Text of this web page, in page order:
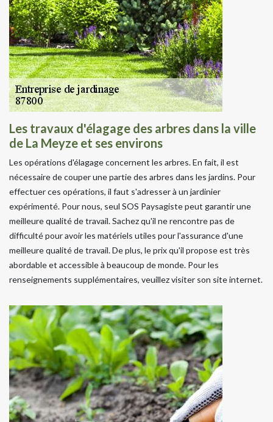
Les travaux d'élagage des arbres dans la ville
de La Meyze et ses environs
Les opérations d'élagage concernent les arbres. En fait, il est
nécessaire de couper une partie des arbres dans les jardins. Pour
effectuer ces opérations, il faut s'adresser à un jardinier
expérimenté. Pour nous, seul SOS Paysagiste peut garantir une
meilleure qualité de travail. Sachez qu'il ne rencontre pas de
difficulté pour avoir les matériels utiles pour l'assurance d'une
meilleure qualité de travail. De plus, le prix qu'il propose est très
abordable et accessible à beaucoup de monde. Pour les
renseignements supplémentaires, veuillez visiter son site internet.